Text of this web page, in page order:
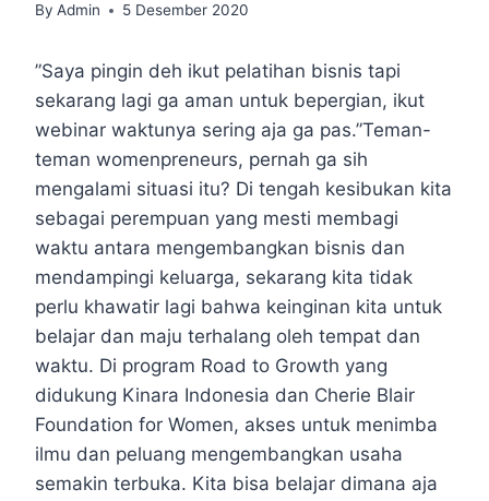
By Admin 5 Desember 2020
”Saya pingin deh ikut pelatihan bisnis tapi
sekarang lagi ga aman untuk bepergian, ikut
webinar waktunya sering aja ga pas.”Teman-
teman womenpreneurs, pernah ga sih
mengalami situasi itu? Di tengah kesibukan kita
sebagai perempuan yang mesti membagi
waktu antara mengembangkan bisnis dan
mendampingi keluarga, sekarang kita tidak
perlu khawatir lagi bahwa keinginan kita untuk
belajar dan maju terhalang oleh tempat dan
waktu. Di program Road to Growth yang
didukung Kinara Indonesia dan Cherie Blair
Foundation for Women, akses untuk menimba
ilmu dan peluang mengembangkan usaha
semakin terbuka. Kita bisa belajar dimana aja